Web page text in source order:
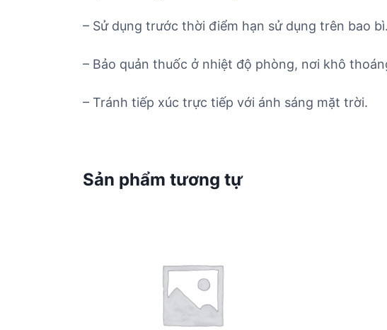
– Sử dụng trước thời điểm hạn sử dụng trên bao bì.
– Bảo quản thuốc ở nhiệt độ phòng, nơi khô
– Tránh tiếp xúc trực tiếp với ánh sáng mặt trời.
Sản phẩm tương tự